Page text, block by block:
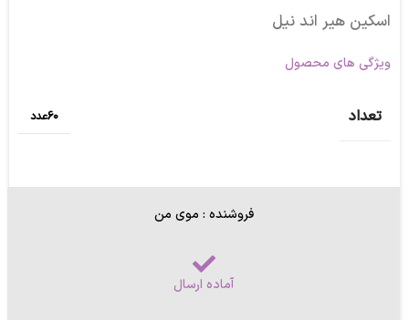
اسکین هیر اند نیل
ویژگی های محصول
تعداد 60عدد
فروشنده : موی من
آماده ارسال